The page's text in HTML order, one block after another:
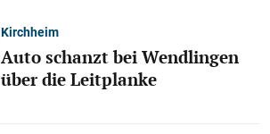
Kirchheim
Auto schanzt bei Wendlingen
über die Leitplanke